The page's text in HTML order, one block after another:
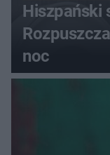
Hiszpański
noc